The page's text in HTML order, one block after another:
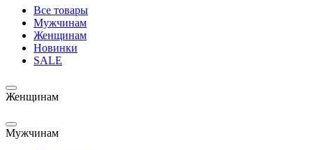
Все товары
Мужчинам
Женщинам
Новинки
SALE
Женщинам
Мужчинам